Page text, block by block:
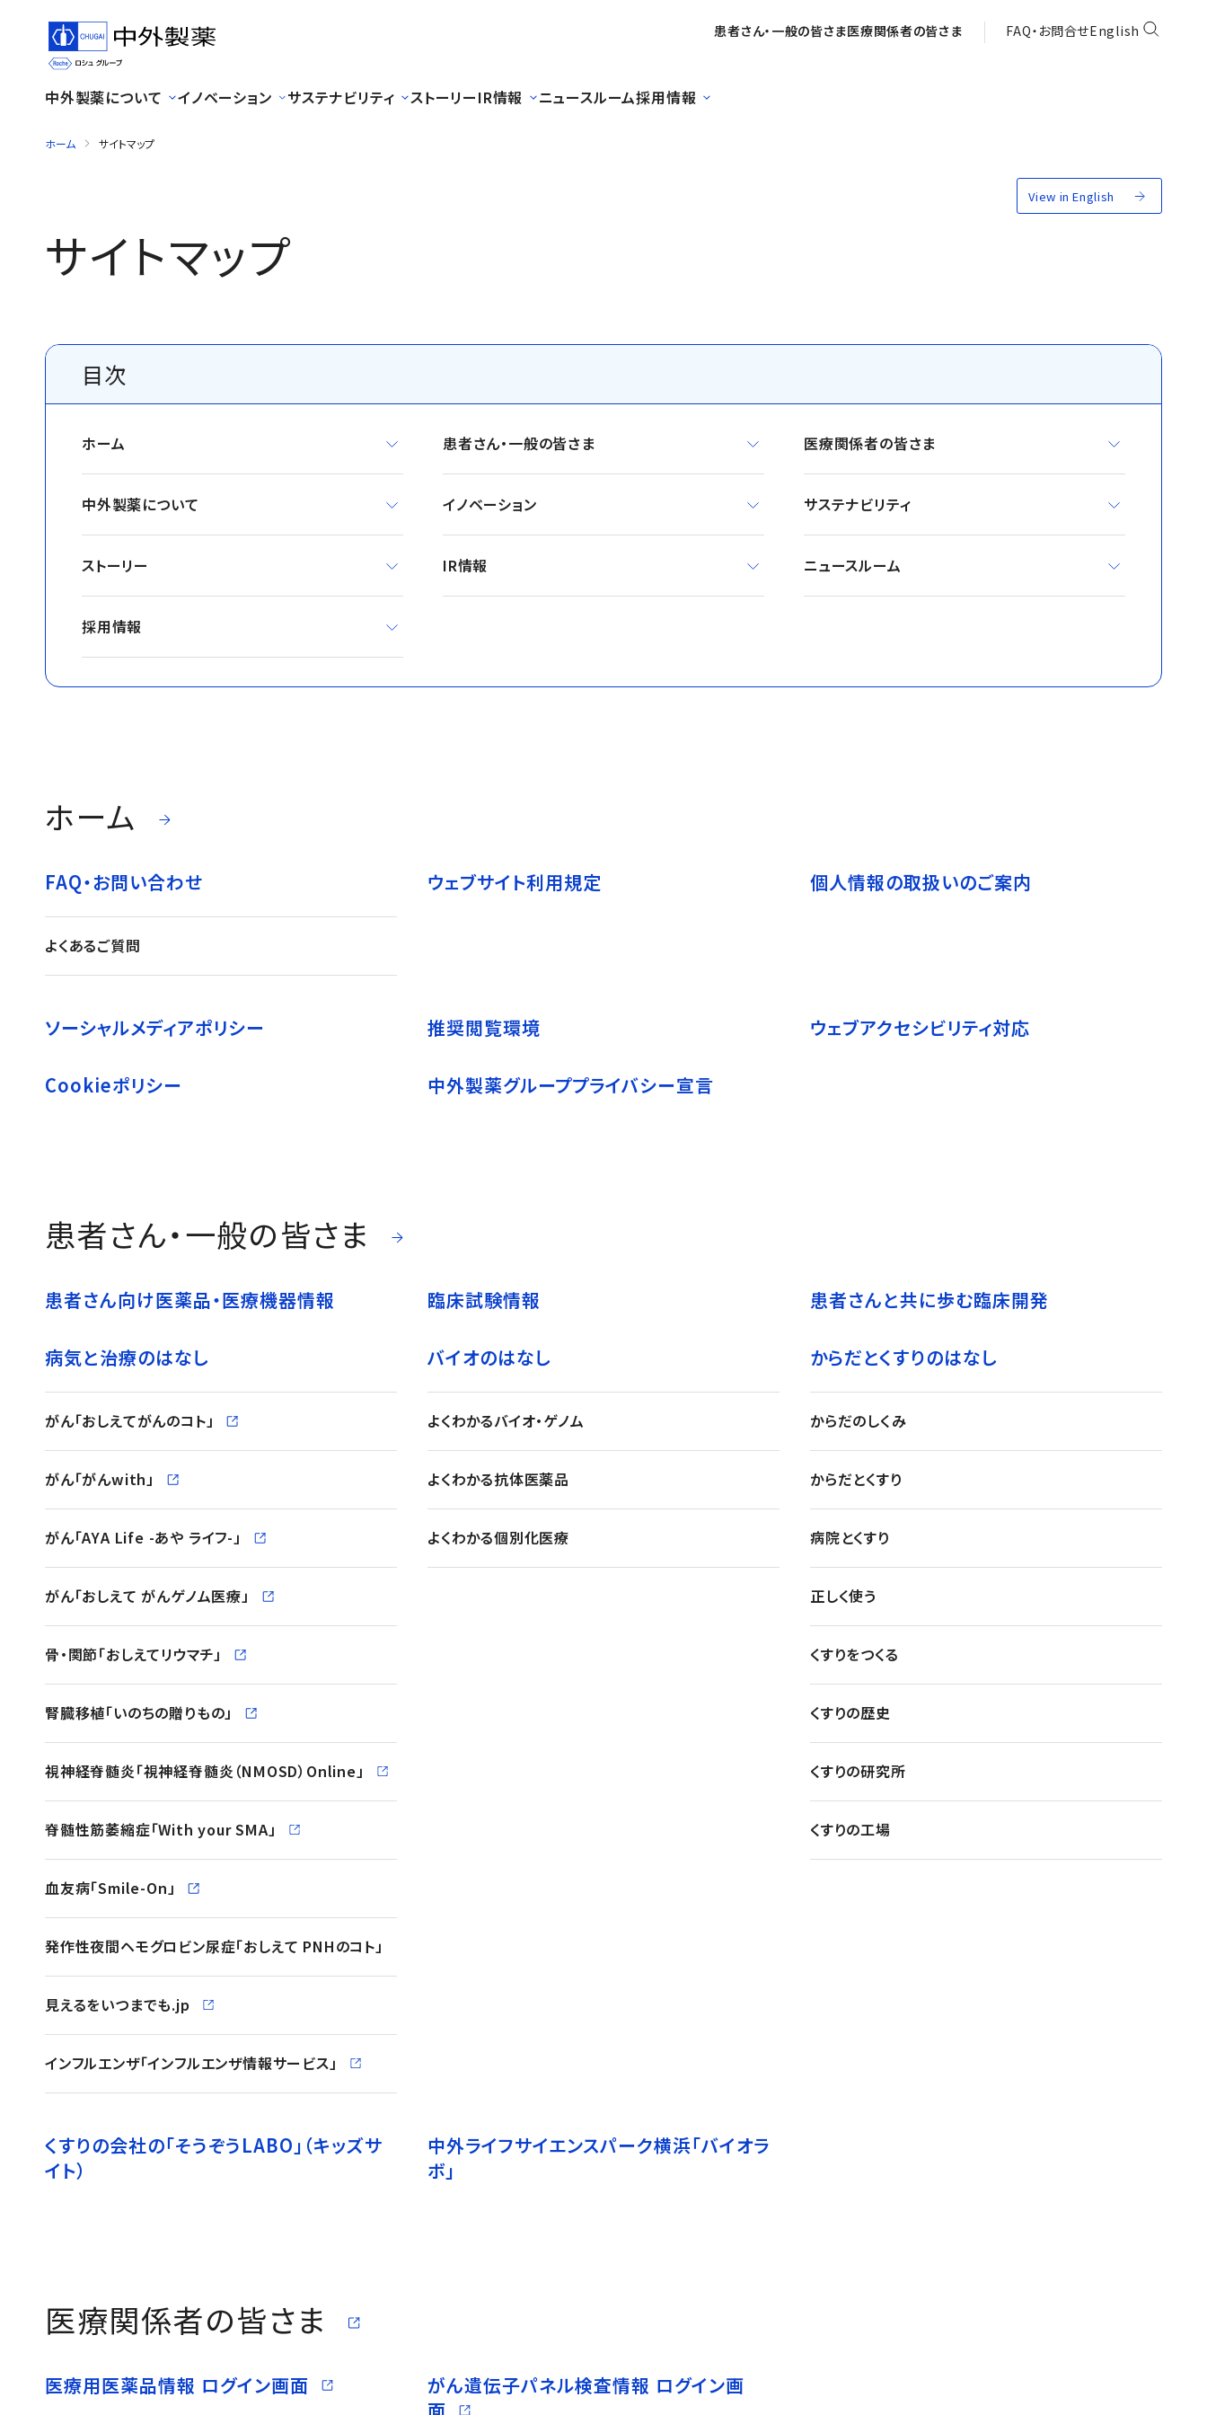
患者さん・一般の皆さま医療関係者の皆さま FAQ・お問合せEnglish
中外製薬について イノベーション サステナビリティ ストーリーIR情報 ニュースルーム採用情報
ホーム サイトマップ
View in English
サイトマップ
目次
ホーム 患者さん・一般の皆さま 医療関係者の皆さま
中外製薬について イノベーション サステナビリティ
ストーリー IR情報 ニュースルーム
採用情報
ホーム
FAQ・お問い合わせ
よくあるご質問
ウェブサイト利用規定 個人情報の取扱いのご案内
ソーシャルメディアポリシー 推奨閲覧環境 ウェブアクセシビリティ対応
Cookieポリシー 中外製薬グループプライバシー宣言
患者さん・一般の皆さま
患者さん向け医薬品・医療機器情報 臨床試験情報 患者さんと共に歩む臨床開発
病気と治療のはなし
がん「おしえてがんのコト」
がん「がんwith」
がん「AYA Life -あや ライフ-」
がん「おしえて がんゲノム医療」
骨・関節「おしえてリウマチ」
腎臓移植「いのちの贈りもの」
視神経脊髄炎「視神経脊髄炎（NMOSD）Online」
脊髄性筋萎縮症「With your SMA」
血友病「Smile-On」
発作性夜間ヘモグロビン尿症「おしえて PNHのコト」
見えるをいつまでも.jp
インフルエンザ「インフルエンザ情報サービス」
バイオのはなし
よくわかるバイオ・ゲノム
よくわかる抗体医薬品
よくわかる個別化医療
からだとくすりのはなし
からだのしくみ
からだとくすり
病院とくすり
正しく使う
くすりをつくる
くすりの歴史
くすりの研究所
くすりの工場
くすりの会社の「そうぞうLABO」（キッズサ
イト）
中外ライフサイエンスパーク横浜「バイオラ
ボ」
医療関係者の皆さま （別ウィンドウで開く）
医療用医薬品情報 ログイン画面 （別ウィンドウで開く）がん遺伝子パネル検査情報 ログイン画
面